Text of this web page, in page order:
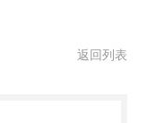
返回列表